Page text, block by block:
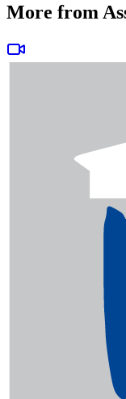
More from